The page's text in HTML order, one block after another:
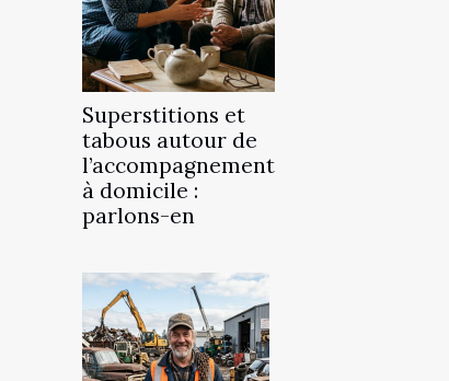
Superstitions et
tabous autour de
l’accompagnement
à domicile :
parlons-en